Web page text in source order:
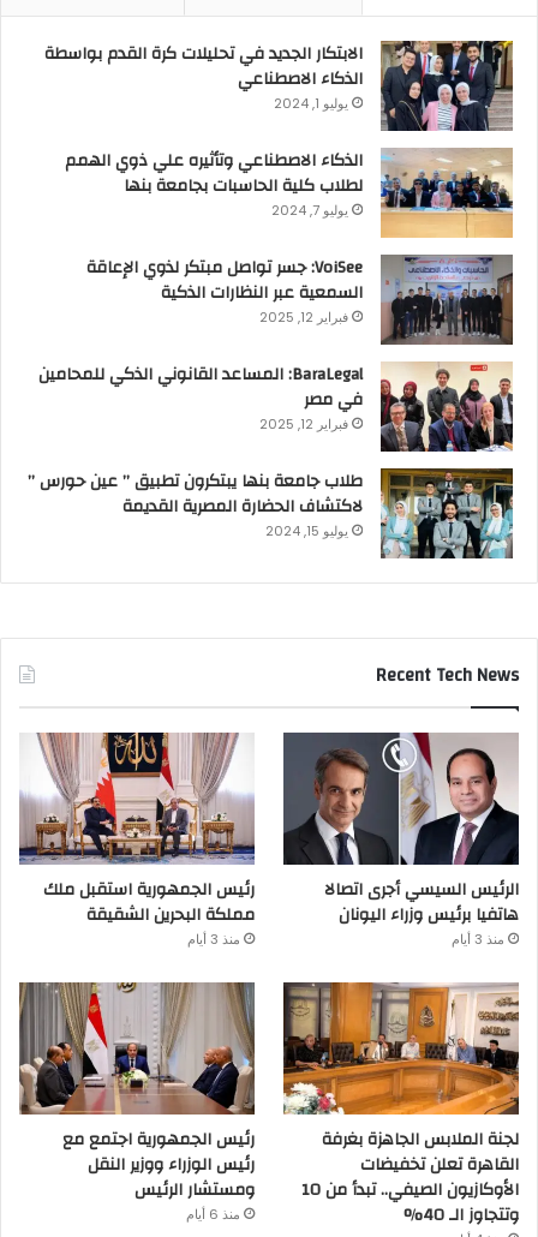
الابتكار الجديد في تحليلات كرة القدم بواسطة
الذكاء الاصطناعي
يوليو 1, 2024
الذكاء الاصطناعي وتأثيره علي ذوي الهمم
لطلاب كلية الحاسبات بجامعة بنها
يوليو 7, 2024
VoiSee: جسر تواصل مبتكر لذوي الإعاقة
السمعية عبر النظارات الذكية
فبراير 12, 2025
BaraLegal: المساعد القانوني الذكي للمحامين
في مصر
فبراير 12, 2025
طلاب جامعة بنها يبتكرون تطبيق ” عين حورس ”
لاكتشاف الحضارة المصرية القديمة
يوليو 15, 2024
Recent Tech News
الرئيس السيسي أجرى اتصالا
هاتفيا برئيس وزراء اليونان
منذ 3 أيام
رئيس الجمهورية استقبل ملك
مملكة البحرين الشقيقة
منذ 3 أيام
لجنة الملابس الجاهزة بغرفة
القاهرة تعلن تخفيضات
الأوكازيون الصيفي.. تبدأ من 10
وتتجاوز الـ 40%
رئيس الجمهورية اجتمع مع
رئيس الوزراء ووزير النقل
ومستشار الرئيس
منذ 6 أيام